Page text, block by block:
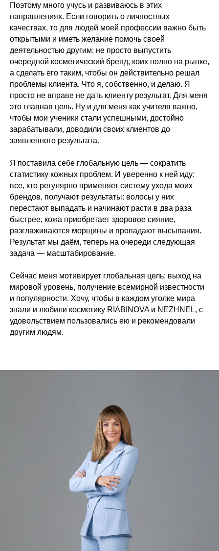
Поэтому много учусь и развиваюсь в этих
направлениях. Если говорить о личностных
качествах, то для людей моей профессии важно быть
открытыми и иметь желание помочь своей
деятельностью другим: не просто выпустить
очередной косметический бренд, коих полно на рынке,
а сделать его таким, чтобы он действительно решал
проблемы клиента. Что я, собственно, и делаю. Я
просто не вправе не дать клиенту результат. Для меня
это главная цель. Ну и для меня как учителя важно,
чтобы мои ученики стали успешными, достойно
зарабатывали, доводили своих клиентов до
заявленного результата.
Я поставила себе глобальную цель — сократить
статистику кожных проблем. И уверенно к ней иду:
все, кто регулярно применяет систему ухода моих
брендов, получают результаты: волосы у них
перестают выпадать и начинают расти в два раза
быстрее, кожа приобретает здоровое сияние,
разглаживаются морщины и пропадают высыпания.
Результат мы даём, теперь на очереди следующая
задача — масштабирование.
Сейчас меня мотивирует глобальная цель: выход на
мировой уровень, получение всемирной известности
и популярности. Хочу, чтобы в каждом уголке мира
знали и любили косметику RIABINOVA и NEZHNEL, с
удовольствием пользовались ею и рекомендовали
другим людям.